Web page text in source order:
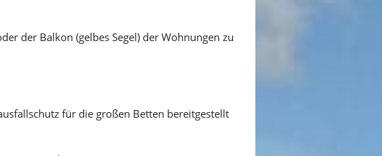
der Balkon (gelbes Segel) der Wohnungen zu
für die großen Betten bereitgestellt